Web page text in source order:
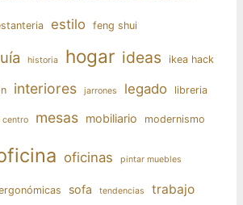
estilo feng shui
historia hogar ideas ikea hack
interiores jarrones legado libreria
centro mesas mobiliario modernismo
oficinas pintar muebles
sofa tendencias trabajo